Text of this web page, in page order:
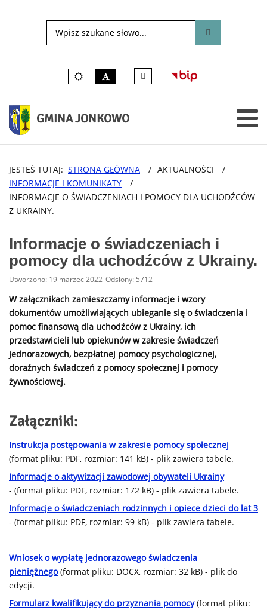
Kolory
domyślnebiały
Tłumacz
języka
migowego
GMINA JONKOWO
JESTEŚ TUTAJ: STRONA GŁÓWNA / AKTUALNOŚCI
/
INFORMACJE I KOMUNIKATY
/
INFORMACJE O ŚWIADCZENIACH I POMOCY DLA UCHODŹCÓW
Z UKRAINY.
Informacje o świadczeniach i
pomocy dla uchodźców z Ukrainy.
Utworzono: 19 marzec 2022 Odsłony: 5712
W załącznikach zamieszczamy informacje i wzory
dokumentów umożliwiających ubieganie się o świadczenia i
pomoc finansową dla uchodźców z Ukrainy, ich
przedstawicieli lub opiekunów w zakresie świadczeń
jednorazowych, bezpłatnej pomocy psychologicznej,
doraźnych świadczeń z pomocy społecznej i pomocy
żywnościowej.
Załączniki:
Instrukcja postępowania w zakresie pomocy społecznej
(format pliku: PDF, rozmiar: 141 kB) - plik zawiera tabele.
Informacje o aktywizacji zawodowej obywateli Ukrainy
- (format pliku: PDF, rozmiar: 172 kB) - plik zawiera tabele.
Informacje o świadczeniach rodzinnych i opiece dzieci do lat 3
- (format pliku: PDF, rozmiar: 99 kB) - plik zawiera tabele.
Wniosek o wypłatę jednorazowego świadczenia
pieniężnego (format pliku: DOCX, rozmiar: 32 kB) - plik do
edycji.
Formularz kwalifikujący do przyznania pomocy (format pliku: